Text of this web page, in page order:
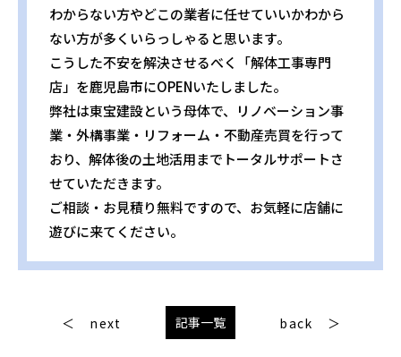
わからない方やどこの業者に任せていいかわから
ない方が多くいらっしゃると思います。
こうした不安を解決させるべく「解体工事専門
店」を鹿児島市にOPENいたしました。
弊社は東宝建設という母体で、リノベーション事
業・外構事業・リフォーム・不動産売買を行って
おり、解体後の土地活用までトータルサポートさ
せていただきます。
ご相談・お見積り無料ですので、お気軽に店舗に
遊びに来てください。
next 記事一覧 back